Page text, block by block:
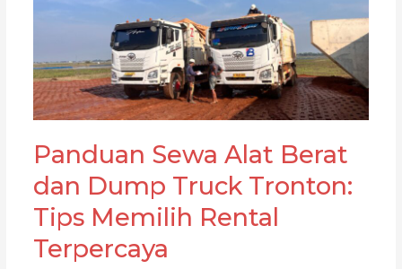
Panduan Sewa Alat Berat
dan Dump Truck Tronton:
Tips Memilih Rental
Terpercaya